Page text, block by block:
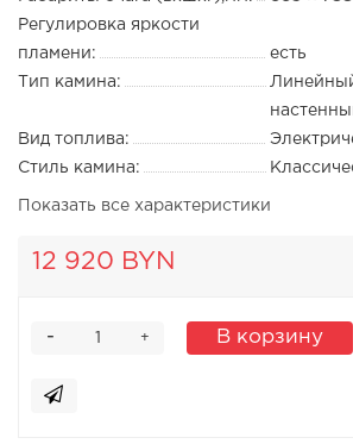
Регулировка яркости
пламени:
есть
Тип камина:
Вид топлива:
Стиль камина:
Показать все характеристики
12 920 BYN
+
- В корзину